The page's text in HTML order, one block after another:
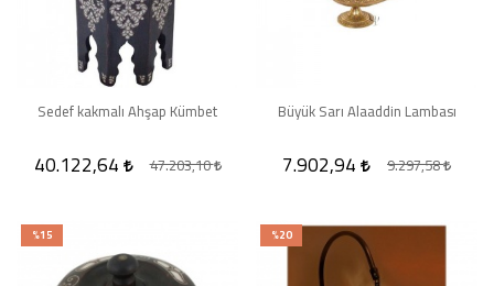
Sedef kakmalı Ahşap Kümbet
40.122,64 47.203,10
Büyük Sarı Alaaddin Lambası
7.902,94 9.297,58
%15 %20